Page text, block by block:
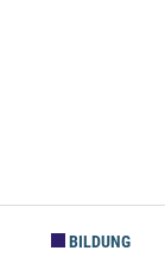
BILDUNG